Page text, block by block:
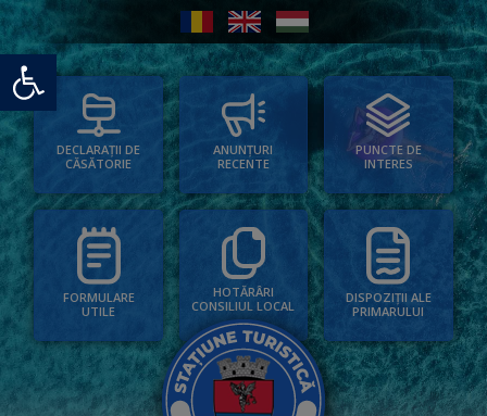
Deschide bara de unelte
DECLARAȚII DE
CĂSĂTORIE
ANUNȚURI
RECENTE
PUNCTE DE
INTERES
FORMULARE
UTILE
HOTĂRÂRI
CONSILIUL LOCAL
DISPOZIȚII ALE
PRIMARULUI